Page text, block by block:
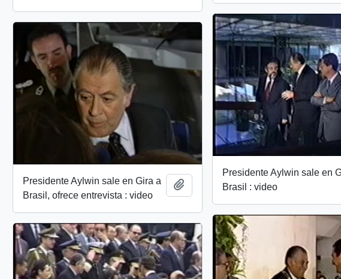
Presidente Aylwin sale en
Brasil : video
Presidente Aylwin sale en Gira a
Brasil, ofrece entrevista : video
Add to clipboard